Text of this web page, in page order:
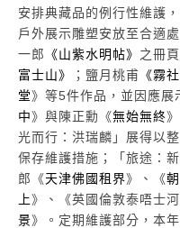
安排典藏品的例行性維護
戶外展示雕塑安放至合適
一郎 《山紫水明帖》 之冊
富士山》
；鹽月桃甫 《霧社
堂》等5件作品，並因應展
中》與陳正勳《無始無終
光而行：洪瑞麟」展得以
保存維護措施；「旅途：
郎《天津佛國租界》、《
上》、《英國倫敦泰唔士
景》。定期維護部分，本